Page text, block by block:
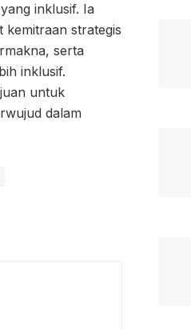
inklusif. Ia
kemitraan strategis
serta
inklusif.
untuk
dalam